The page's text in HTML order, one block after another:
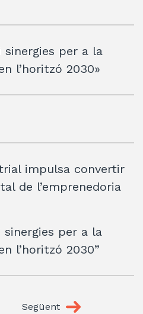
sinergies per a la
l’horitzó 2030»
impulsa convertir
de l’emprenedoria
sinergies per a la
l’horitzó 2030”
Següent